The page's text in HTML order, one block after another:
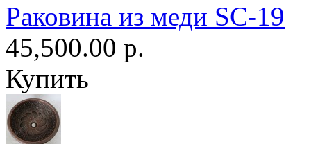
Раковина из меди SC-19
45,500.00 р.
Купить